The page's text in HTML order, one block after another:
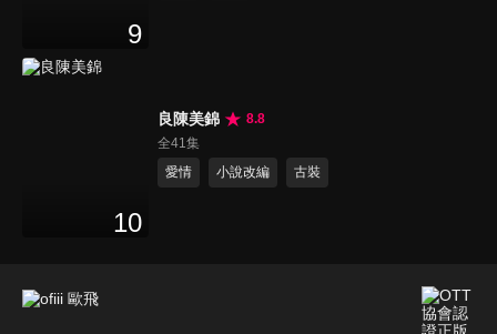
9
10
良陳美錦
8.8
全41集
愛情
小說改編 古裝